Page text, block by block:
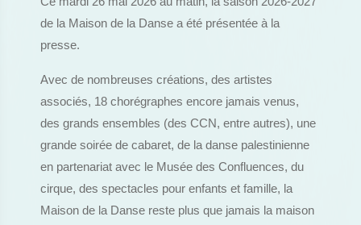
de la Maison de la Danse a été présentée à la
presse.
Avec de nombreuses créations, des artistes
associés, 18 chorégraphes encore jamais venus,
des grands ensembles (des CCN, entre autres), une
grande soirée de cabaret, de la danse palestinienne
en partenariat avec le Musée des Confluences, du
cirque, des spectacles pour enfants et famille, la
Maison de la Danse reste plus que jamais la maison